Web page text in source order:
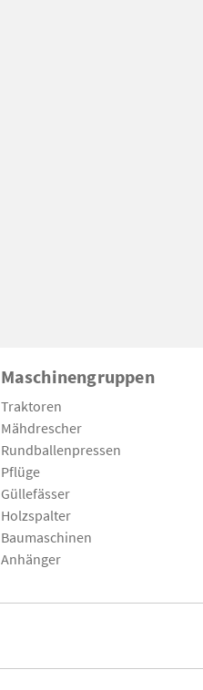
Maschinengruppen
Traktoren
Mähdrescher
Rundballenpressen
Pflüge
Güllefässer
Holzspalter
Baumaschinen
Anhänger